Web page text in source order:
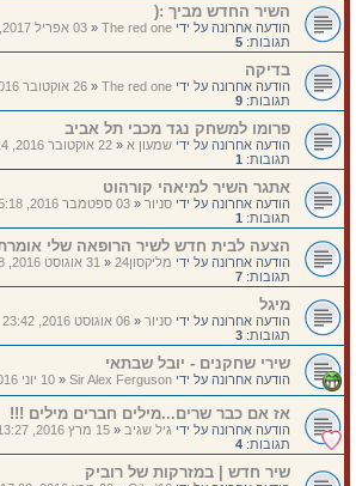
השיר החדש מביך :(
הודעה אחרונה על ידי The red one
«03 אפריל 2017, 07:29
תגובות: 5
בדיקה
הודעה אחרונה על ידי The red one
«26 אוקטובר 2016, 22:24
תגובות: 9
פרומו למשחק נגד מכבי תל אביב
הודעה אחרונה על ידי שמעון א«22 אוקטובר 2016, 20:14
תגובות: 1
אתגר השיר למיאהי קורהוט
הודעה אחרונה על ידי סניור«03 ספטמבר 2016, 15:18
תגובות: 1
הצעה לבית חדש לשיר הרופאה שלי אומרת
הודעה אחרונה על ידי מליקסון24 «31 אוגוסט 2016, 21:08
תגובות: 7
מיגל
הודעה אחרונה על ידי סניור«06 אוגוסט 2016, 23:42
תגובות: 3
שירי שחקנים - יובל שבתאי
הודעה אחרונה על ידי Sir Alex Ferguson
«10 יוני 2016, 11:22
אז אם כבר שרים...מילים חברים מילים !!!
הודעה אחרונה על ידי גיל שגיב«15 מרץ 2016, 13:27
תגובות: 4
שיר חדש | במזרקות של רוביק